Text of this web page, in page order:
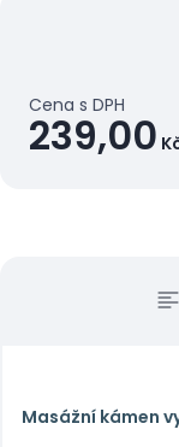
Cena s DPH
239,00
Masážní kámen